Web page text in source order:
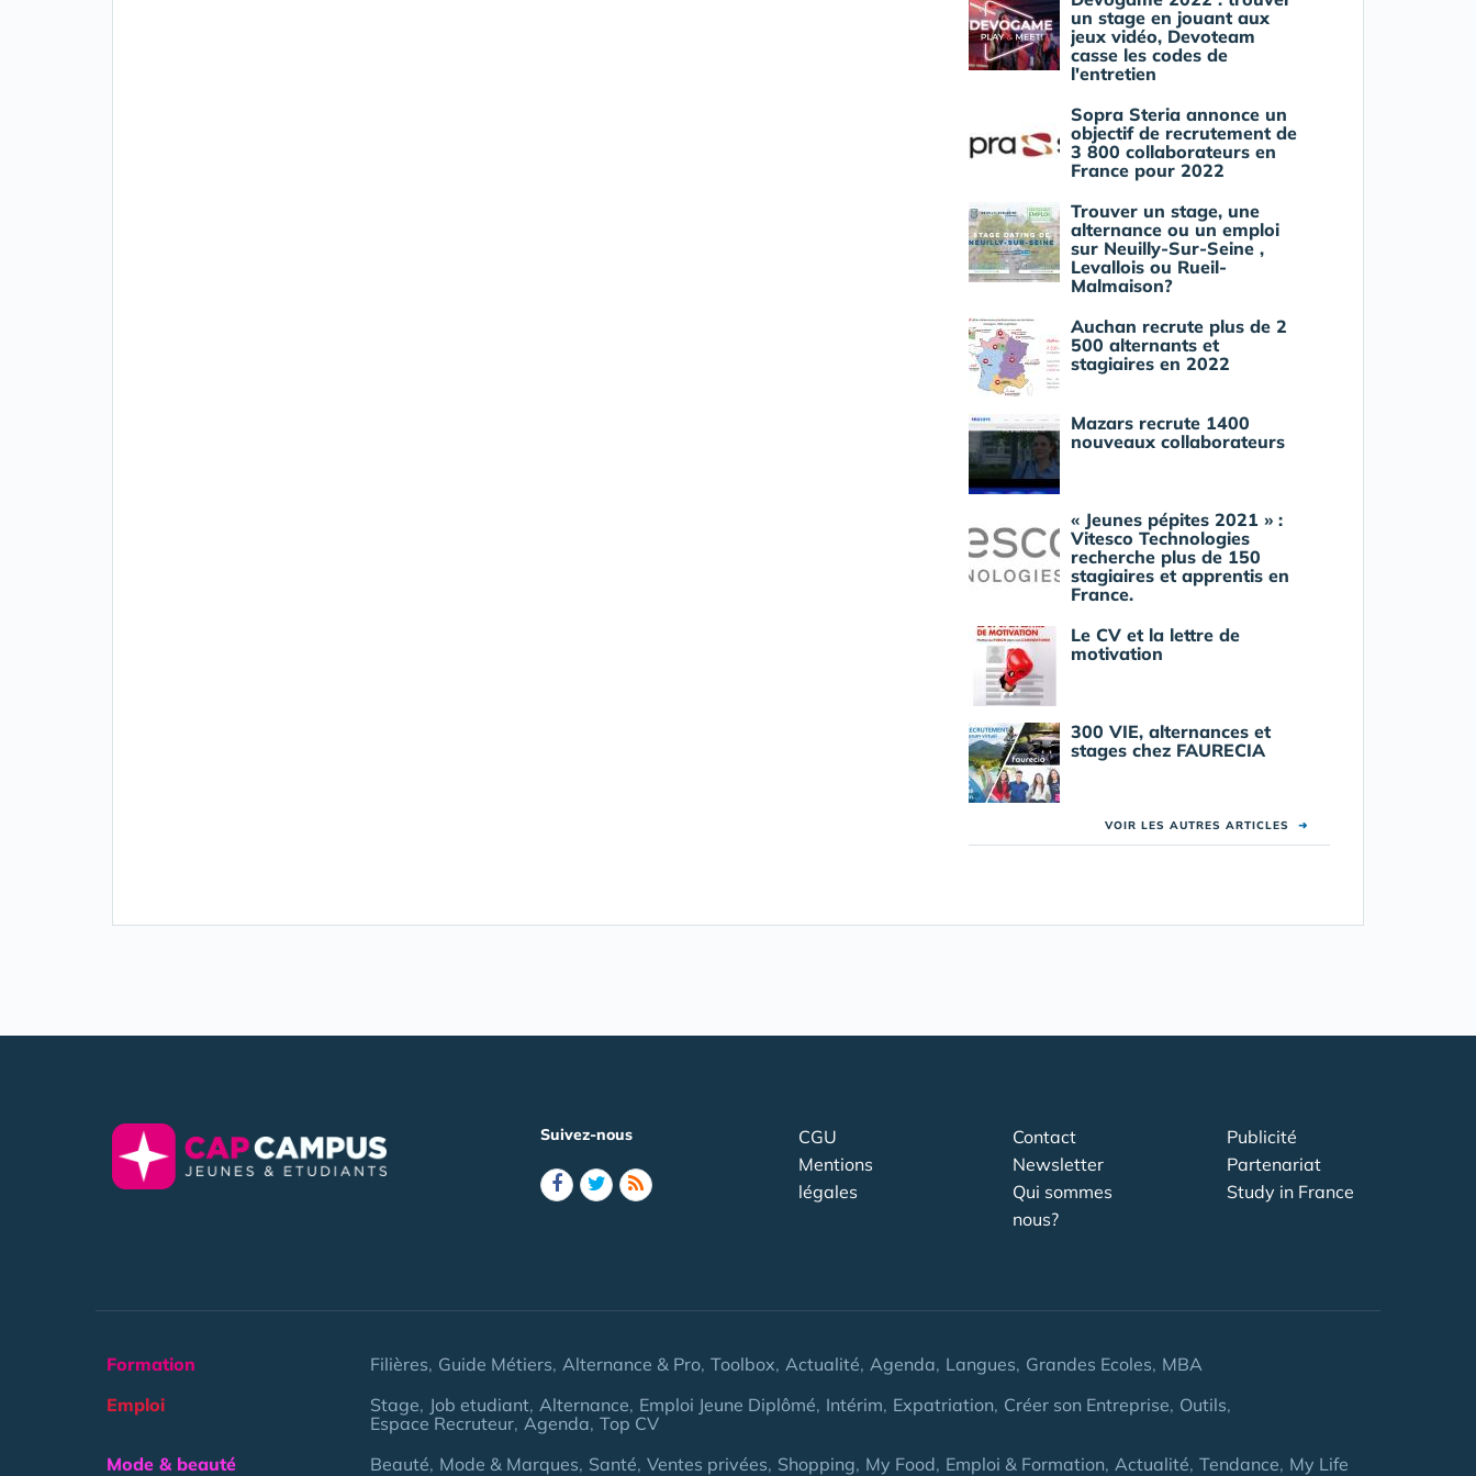
un stage en jouant aux
jeux vidéo, Devoteam
casse les codes de
l'entretien
Sopra Steria annonce un
objectif de recrutement de
3 800 collaborateurs en
France pour 2022
Trouver un stage, une
alternance ou un emploi
sur Neuilly-Sur-Seine ,
Levallois ou Rueil-
Malmaison?
Auchan recrute plus de 2
500 alternants et
stagiaires en 2022
Mazars recrute 1400
nouveaux collaborateurs
« Jeunes pépites 2021 » :
Vitesco Technologies
recherche plus de 150
stagiaires et apprentis en
France.
Le CV et la lettre de
motivation
300 VIE, alternances et
stages chez FAURECIA
VOIR LES AUTRES ARTICLES ➜
Suivez-nous
CGU
Mentions
légales
Contact
Newsletter
Qui sommes
nous?
Publicité
Partenariat
Study in France
Formation Filières Guide Métiers Alternance & Pro Toolbox Actualité Agenda Langues Grandes Ecoles MBA
Emploi
Stage Job etudiant Alternance Emploi Jeune Diplômé Intérim Expatriation Créer son Entreprise Outils
Espace Recruteur Agenda Top CV
Mode & beauté
Beauté Mode & Marques Santé Ventes privées Shopping My Food Emploi & Formation Actualité Tendance My Life